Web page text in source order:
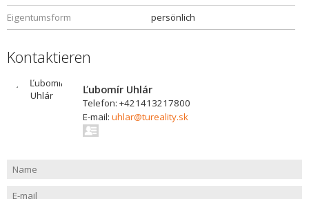
Eigentumsform
persönlich
Kontaktieren
Ľubomír Uhlár
Telefon: +421413217800
E-mail: uhlar@tureality.sk